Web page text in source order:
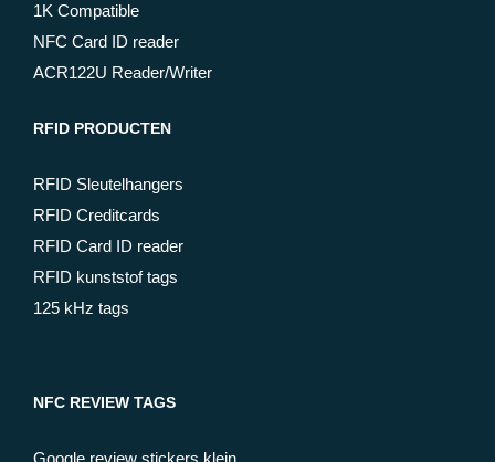
1K Compatible
NFC Card ID reader
ACR122U Reader/Writer
RFID PRODUCTEN
RFID Sleutelhangers
RFID Creditcards
RFID Card ID reader
RFID kunststof tags
125 kHz tags
NFC REVIEW TAGS
Google review stickers klein